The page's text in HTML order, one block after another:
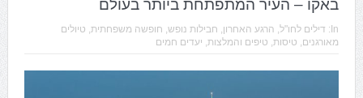
באקו – העיר המתפתחת ביותר בעולם
In: דילים לחו"ל, הרגע האחרון חבילות נופש, חופשה משפחתית, טיולים
מאורגנים טיסות, טיפים והמלצות, יעדים חמים